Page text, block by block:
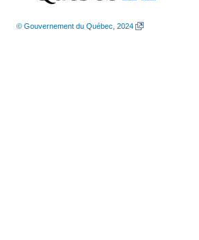
© Gouvernement du Québec, 2024